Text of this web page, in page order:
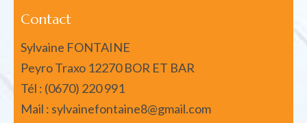
Contact
Sylvaine FONTAINE
Peyro Traxo 12270 BOR ET BAR
Tél : (0670) 220 991
Mail : sylvainefontaine8@gmail.com